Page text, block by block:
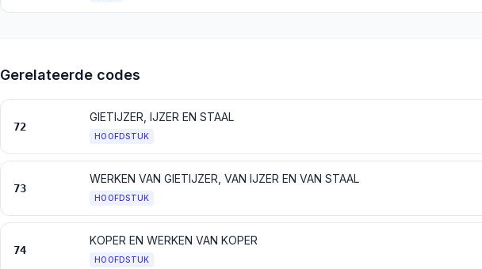
Gerelateerde codes
72
GIETIJZER, IJZER EN STAAL
HOOFDSTUK
73
WERKEN VAN GIETIJZER, VAN IJZER EN VAN STAAL
HOOFDSTUK
74
KOPER EN WERKEN VAN KOPER
HOOFDSTUK